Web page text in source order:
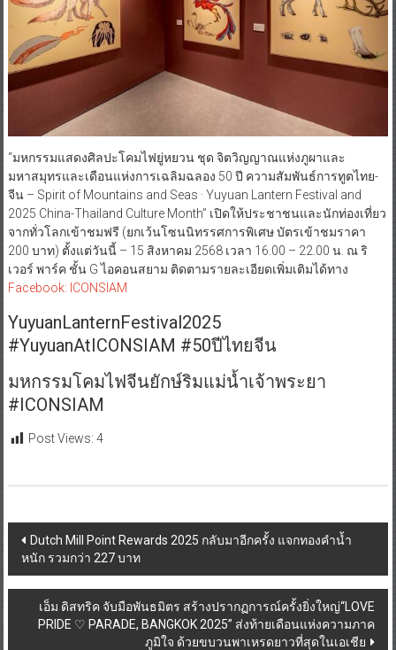
“มหกรรมแสดงศิลปะโคมไฟยู่หยวน ชุด จิตวิญญาณแห่งภูผาและ
มหาสมุทรและเดือนแห่งการเฉลิมฉลอง 50 ปี ความสัมพันธ์การทูตไทย-
จีน – Spirit of Mountains and Seas · Yuyuan Lantern Festival and
2025 China-Thailand Culture Month” เปิดให้ประชาชนและนักท่องเที่ยว
จากทั่วโลกเข้าชมฟรี (ยกเว้นโซนนิทรรศการพิเศษ บัตรเข้าชมราคา
200 บาท) ตั้งแต่วันนี้ – 15 สิงหาคม 2568 เวลา 16.00 – 22.00 น. ณ ริ
เวอร์ พาร์ค ชั้น G ไอคอนสยาม ติดตามรายละเอียดเพิ่มเติมได้ทาง
Facebook: ICONSIAM
YuyuanLanternFestival2025
#YuyuanAtICONSIAM #50ปีไทยจีน
มหกรรมโคมไฟจีนยักษ์ริมแม่น้ำเจ้าพระยา
#ICONSIAM
Post Views: 4
Post
navigation
Dutch Mill Point Rewards 2025 กลับมาอีกครั้ง แจกทองคำน้ำ
หนัก รวมกว่า 227 บาท
เอ็ม ดิสทริค จับมือพันธมิตร สร้างปรากฏการณ์ครั้งยิ่งใหญ่“LOVE
PRIDE ♡ PARADE, BANGKOK 2025” ส่งท้ายเดือนแห่งความภาค
ภูมิใจ ด้วยขบวนพาเหรดยาวที่สุดในเอเชีย